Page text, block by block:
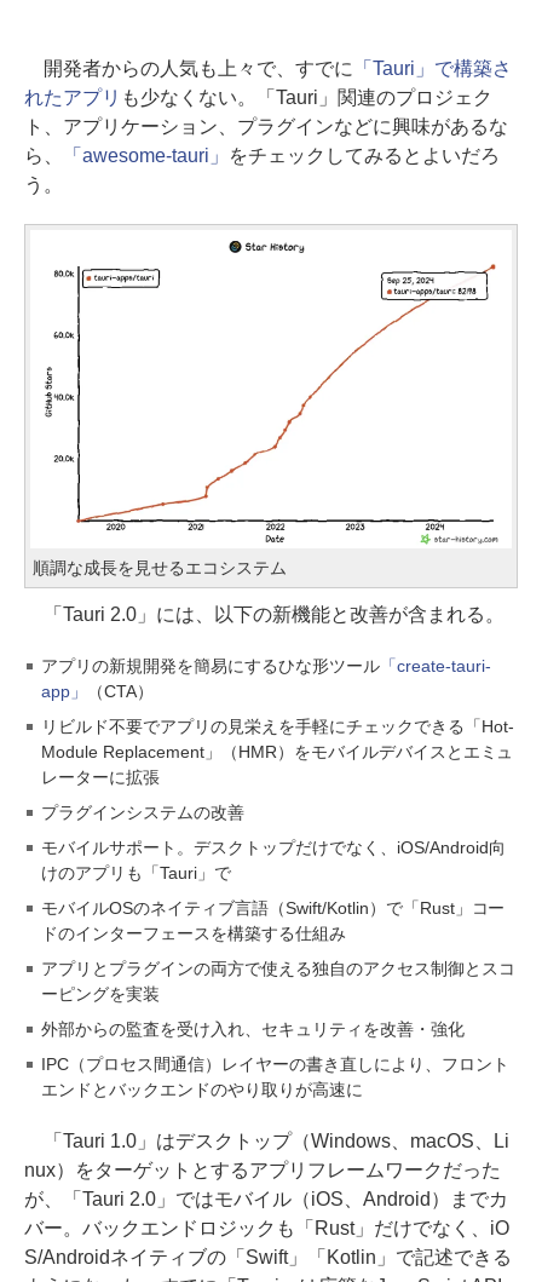
開発者からの人気も上々で、すでに
「Tauri」で構築さ
れたアプリ も少なくない。「Tauri」関連のプロジェク
ト、アプリケーション、プラグインなどに興味があるな
ら、
「awesome-tauri」
をチェックしてみるとよいだろ
う。
順調な成長を見せるエコシステム
「Tauri 2.0」には、以下の新機能と改善が含まれる。
アプリの新規開発を簡易にするひな形ツール「create-tauri-
app」
（CTA）
リビルド不要でアプリの見栄えを手軽にチェックできる「Hot-
Module Replacement」（HMR）をモバイルデバイスとエミュ
レーターに拡張
プラグインシステムの改善
モバイルサポート。デスクトップだけでなく、iOS/Android向
けのアプリも「Tauri」で
モバイルOSのネイティブ言語（Swift/Kotlin）で「Rust」コー
ドのインターフェースを構築する仕組み
アプリとプラグインの両方で使える独自のアクセス制御とスコ
ーピングを実装
外部からの監査を受け入れ、セキュリティを改善・強化
IPC（プロセス間通信）レイヤーの書き直しにより、フロント
エンドとバックエンドのやり取りが高速に
「Tauri 1.0」はデスクトップ（Windows、macOS、Li
nux）をターゲットとするアプリフレームワークだった
が、「Tauri 2.0」ではモバイル（iOS、Android）までカ
バー。バックエンドロジックも「Rust」だけでなく、iO
S/Androidネイティブの「Swift」「Kotlin」で記述できる